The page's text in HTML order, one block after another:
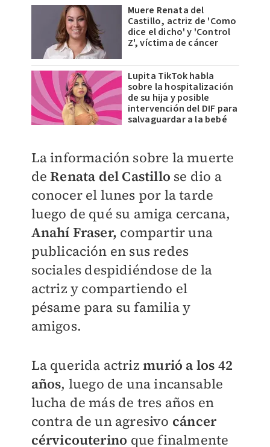
Muere Renata del
Castillo, actriz de 'Como
dice el dicho' y 'Control
Z', víctima de cáncer
Lupita TikTok habla
sobre la hospitalización
de su hija y posible
intervención del DIF para
salvaguardar a la bebé
​La información sobre la muerte
deRenata del Castillo se dio a
conocer el lunes por la tarde
luego de qué su amiga cercana,
Anahí Fraser, compartir una
publicación en sus redes
sociales despidiéndose de la
actriz y compartiendo el
pésame para su familia y
amigos.​
La querida actrizmurió a los 42
años, luego de una incansable
lucha de más de tres años en
contra de un agresivo cáncer
cérvicouterino que finalmente